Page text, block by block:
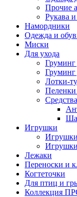
Прочие
Рукава
Намордники
Одежда и
Миски
Для ухода
Груминг
Груминг
Лотки-
Пеленки
Игрушки
Лежаки
Переноски и
Когтеточки
Для птиц и
Коллекция